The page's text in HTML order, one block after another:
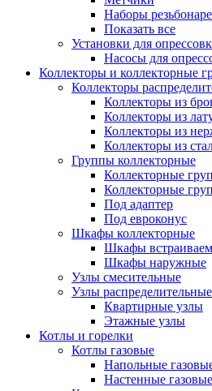
Наборы
Показать все
Установки для
Насосы для
Коллекторы и коллекторные
Коллекторы
Коллекторы из
Коллекторы из
Коллекторы из
Коллекторы из
Группы коллекторные
Коллекторные
Коллекторные
Под адаптер
Под евроконус
Шкафы коллекторные
Шкафы
Шкафы наружные
Узлы смесительные
Узлы распределительные
Квартирные узлы
Этажные узлы
Котлы и горелки
Котлы газовые
Напольные
Настенные